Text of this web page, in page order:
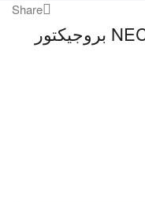
Share
لمبة NEC NP451W – NP23LP بروجيكتور